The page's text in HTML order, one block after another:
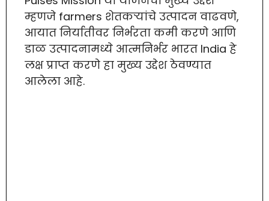
म्हणजे farmers शेतकऱ्यांचे उत्पादन वाढवणे,
आयात निर्यातीवर निर्भरता कमी करणे आणि
डाळ उत्पादनामध्ये आत्मनिर्भर भारत India हे
लक्ष प्राप्त करणे हा मुख्य उद्देश ठेवण्यात
आलेला आहे.